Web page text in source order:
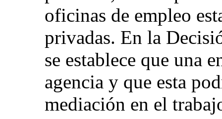
oficinas de empleo
privadas. En la
se establece que una
agencia y que esta
mediación en el